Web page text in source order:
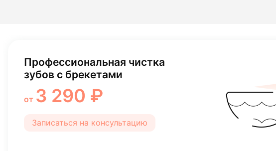
Профессиональная чистка
зубов с брекетами
от 3 290 ₽
Записаться на консультацию